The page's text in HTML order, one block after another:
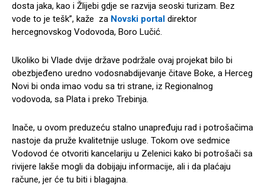
dosta jaka, kao i Žlijebi gdje se razvija seoski turizam. Bez
vode to je tešk”, kaže za Novski portal direktor
hercegnovskog Vodovoda, Boro Lučić.
Ukoliko bi Vlade dvije države podržale ovaj projekat bilo bi
obezbjeđeno uredno vodosnabdijevanje čitave Boke, a Herceg
Novi bi onda imao vodu sa tri strane, iz Regionalnog
vodovoda, sa Plata i preko Trebinja.
Inače, u ovom preduzeću stalno unapređuju rad i potrošačima
nastoje da pruže kvalitetnije usluge. Tokom ove sedmice
Vodovod će otvoriti kancelariju u Zelenici kako bi potrošači sa
rivijere lakše mogli da dobijaju informacije, ali i da plaćaju
račune, jer će tu biti i blagajna.